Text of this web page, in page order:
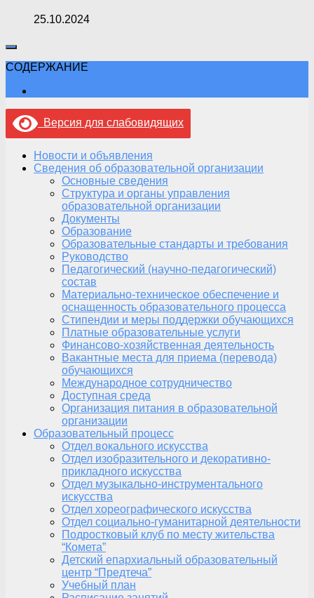
25.10.2024
СОДЕРЖАНИЕ
Версия для слабовидящих
Новости и объявления
Сведения об образовательной организации
Основные сведения
Структура и органы управления
образовательной организации
Документы
Образование
Образовательные стандарты и требования
Руководство
Педагогический (научно-педагогический)
состав
Материально-техническое обеспечение и
оснащенность образовательного процесса
Стипендии и меры поддержки обучающихся
Платные образовательные услуги
Финансово-хозяйственная деятельность
Вакантные места для приема (перевода)
обучающихся
Международное сотрудничество
Доступная среда
Организация питания в образовательной
организации
Образовательный процесс
Отдел вокального искусства
Отдел изобразительного и декоративно-
прикладного искусства
Отдел музыкально-инструментального
искусства
Отдел хореографического искусства
Отдел социально-гуманитарной деятельности
Подростковый клуб по месту жительства
“Комета”
Детский епархиальный образовательный
центр “Предтеча”
Учебный план